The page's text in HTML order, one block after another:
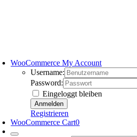
WooCommerce My Account
Username:
Password:
Eingeloggt bleiben
Registrieren
WooCommerce Cart0